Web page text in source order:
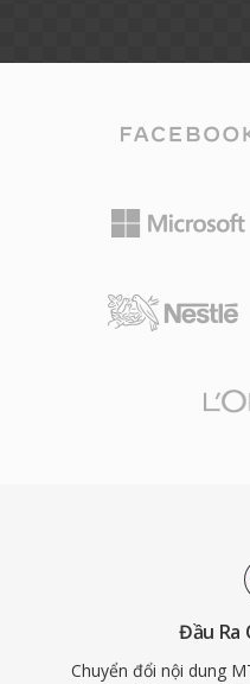
Đầu Ra
Chuyển đổi nội dung